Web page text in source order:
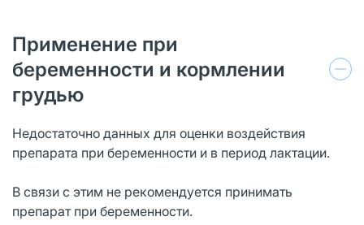
Применение при
беременности и кормлении
грудью
Недостаточно данных для оценки воздействия
препарата при беременности и в период лактации.
В связи с этим не рекомендуется принимать
препарат при беременности.